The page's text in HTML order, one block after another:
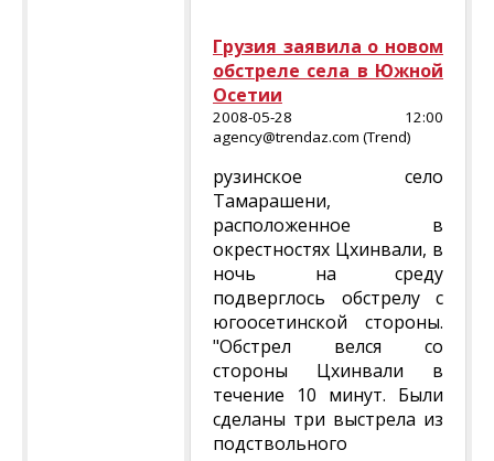
Грузия заявила о новом
обстреле села в Южной
Осетии
2008-05-28 12:00
agency@trendaz.com (Trend)
рузинское село
Тамарашени,
расположенное в
окрестностях Цхинвали, в
ночь на среду
подверглось обстрелу с
югоосетинской стороны.
"Обстрел велся со
стороны Цхинвали в
течение 10 минут. Были
сделаны три выстрела из
подствольного